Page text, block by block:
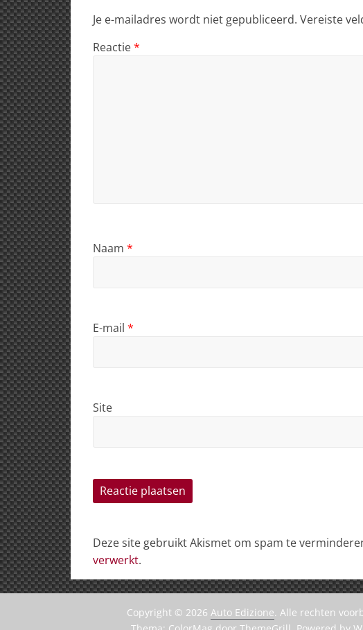
Je e-mailadres wordt niet gepubliceerd. Vereiste
Reactie*
Naam *
E-mail *
Site
Deze site gebruikt Akismet om spam te
verwerkt.
Copyright © 2026 Auto Edizione. Alle rechten